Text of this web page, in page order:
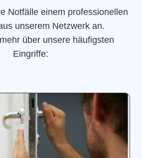
Notfälle einem professionellen
unserem Netzwerk an.
über unsere häufigsten
Eingriffe: